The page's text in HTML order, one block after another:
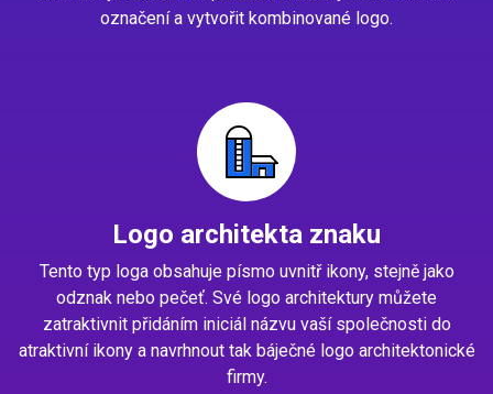
označení a vytvořit kombinované logo.
Logo architekta znaku
Tento typ loga obsahuje písmo uvnitř ikony, stejně jako
odznak nebo pečeť. Své logo architektury můžete
zatraktivnit přidáním iniciál názvu vaší společnosti do
atraktivní ikony a navrhnout tak báječné logo architektonické
firmy.